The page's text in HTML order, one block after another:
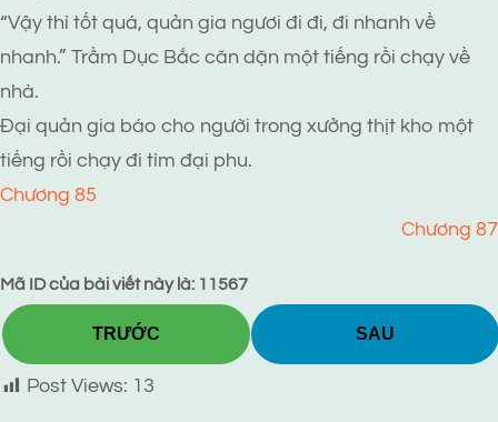
“Vậy thì tốt quá, quản gia ngươi đi đi, đi nhanh về
nhanh.” Trầm Dục Bắc căn dặn một tiếng rồi chạy về
nhà.
Đại quản gia báo cho người trong xưởng thịt kho một
tiếng rồi chạy đi tìm đại phu.
Chương 85
Chương 87
Mã ID của bài viết này là: 11567
TRƯỚC SAU
Post Views: 13